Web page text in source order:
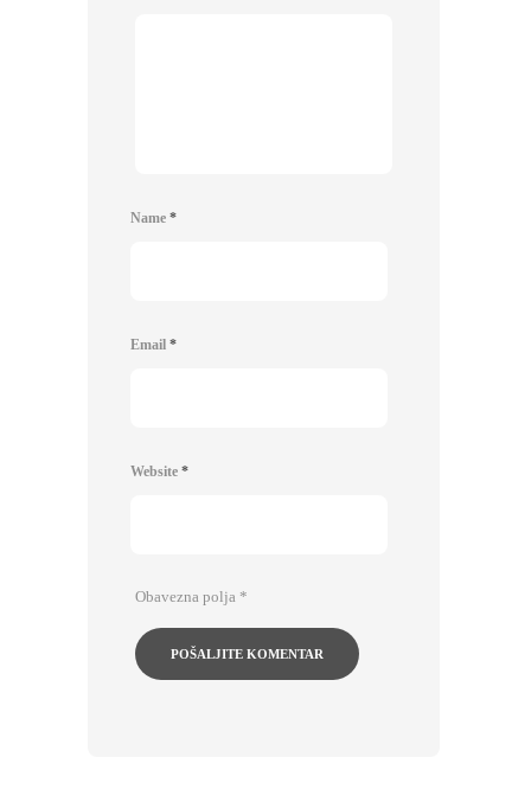
Name *
Email *
Website *
Obavezna polja *